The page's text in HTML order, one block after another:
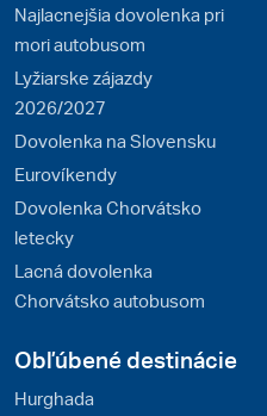
Najlacnejšia dovolenka pri
mori autobusom
Lyžiarske zájazdy
2026/2027
Dovolenka na Slovensku
Eurovíkendy
Dovolenka Chorvátsko
letecky
Lacná dovolenka
Chorvátsko autobusom
Obľúbené destinácie
Hurghada